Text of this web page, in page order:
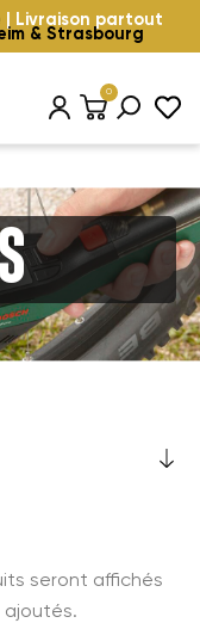
| Livraison partout
& Strasbourg
0
seront affichés
ajoutés.